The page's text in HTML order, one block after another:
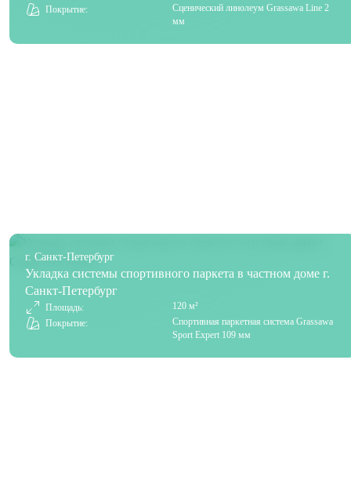
Покрытие:
Сценический линолеум Grassawa Line 2
мм
г. Санкт-Петербург
Укладка системы спортивного паркета в частном доме г.
Санкт-Петербург
Площадь:
120 м²
Покрытие:
Спортивная паркетная система Grassawa
Sport Expert 109 мм